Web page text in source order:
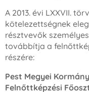
A 2013. évi LXXVII.
kötelezettségnek
résztvevők
továbbítja a
részére:
Pest Megyei
Felnőttképzési